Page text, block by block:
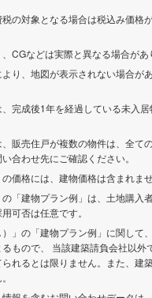
の対象となる場合は税込み価格
CGなどは実際と異なる場合があ
り、地図が表示されない場合が
、完成後1年を経過している未入
、販売住戸が複数の物件は、全て
合わせ先にご確認ください。
価格には、建物価格は含まれませ
の「建物プラン例」は、土地購入
可否は任意です。
）」の「建物プラン例」に関して
もので、 当該建築請負会社以外
れるとは限りません。また、建